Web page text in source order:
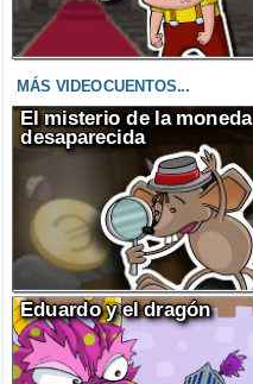
MÁS VIDEOCUENTOS...
El misterio de la moneda
desaparecida
Eduardo y el dragón